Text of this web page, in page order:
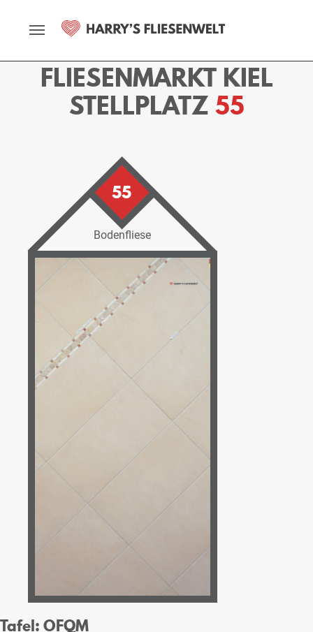
FLIESENMARKT KIEL
STELLPLATZ 55
55
Bodenfliese
Tafel: OFQM